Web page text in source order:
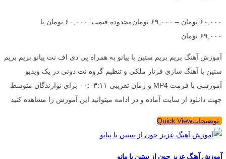
۶۰,۰۰۰ تومان – ۶۹,۰۰۰ تومان
محدوده قیمت: ۶۰,۰۰۰ تومان تا
۶۹,۰۰۰ تومان
آموزش آهنگ بریم بریم ستین با پیانو به همراه پی دی اف نت پیانو بریم بریم
ستین با آهنگ سازی فرناز ملکی و تنظیم گروه نت دونی در یک ویدیو
آموزشی با فرمت MP4 و زمان تقریبی ۰۰:۰۳:۱۱ برای نوازندگان متوسط
جهت دانلود از سایت آماده و در ادامه میتوانید این آموزش را مشاهده کنید
توضیحاتQuick View
آموزش آهنگ عزیز جون از ستین با پیانو